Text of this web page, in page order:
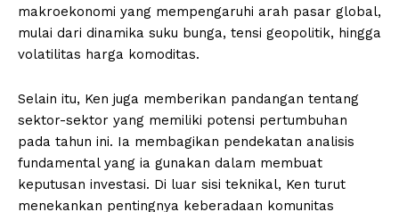
makroekonomi yang mempengaruhi arah pasar global,
mulai dari dinamika suku bunga, tensi geopolitik, hingga
volatilitas harga komoditas.
Selain itu, Ken juga memberikan pandangan tentang
sektor-sektor yang memiliki potensi pertumbuhan
pada tahun ini. Ia membagikan pendekatan analisis
fundamental yang ia gunakan dalam membuat
keputusan investasi. Di luar sisi teknikal, Ken turut
menekankan pentingnya keberadaan komunitas